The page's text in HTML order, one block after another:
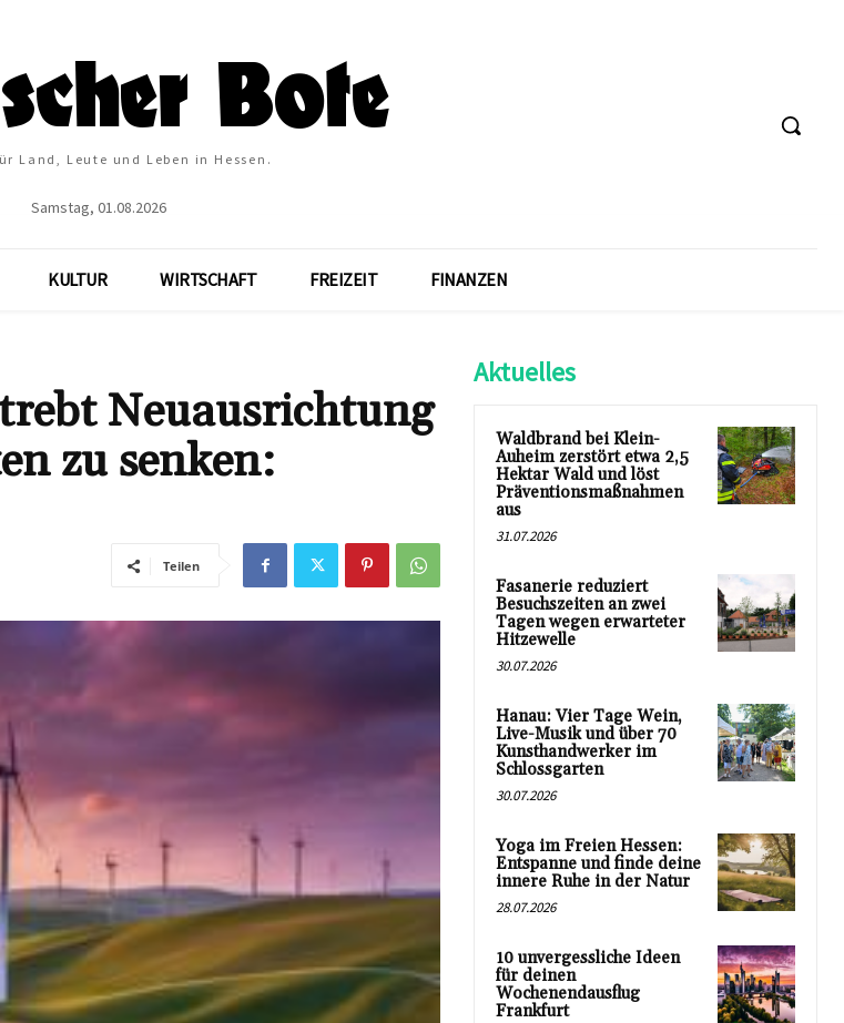
Land, Leute und Leben in Hessen.
Samstag, 01.08.2026
KULTUR WIRTSCHAFT FREIZEIT FINANZEN
Neuausrichtung
zu senken:
Teilen
Aktuelles
Waldbrand bei Klein-
Auheim zerstört etwa 2,5
Hektar Wald und löst
Präventionsmaßnahmen
aus
31.07.2026
Fasanerie reduziert
Besuchszeiten an zwei
Tagen wegen erwarteter
Hitzewelle
30.07.2026
Hanau: Vier Tage Wein,
Live-Musik und über 70
Kunsthandwerker im
Schlossgarten
30.07.2026
Yoga im Freien Hessen:
Entspanne und finde deine
innere Ruhe in der Natur
28.07.2026
10 unvergessliche Ideen
für deinen
Wochenendausflug
Frankfurt